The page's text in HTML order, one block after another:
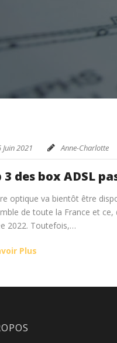
Juin 2021 Anne-Charlotte
3 des box ADSL
optique va bientôt être
de toute la France et ce,
2022. Toutefois,…
Plus